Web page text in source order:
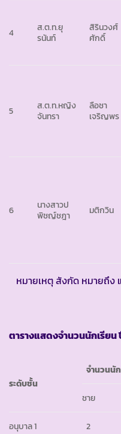
4
ส.ต.ท.ยุ
รนันท์
สิรินวงศ์
ศักดิ์
5
ส.ต.ท.หญิง
จันทรา
ลือชา
เจริญพร
6
นางสาวป
พิชญ์ชฎา
มติกวิน
หมายเหตุ สังกัด หมายถึง
ตารางแสดงจำนวนนักเรียน
ระดับชั้น
จำนวนนั
ชาย
อนุบาล 1 2